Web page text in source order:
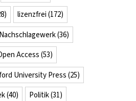
lizenzfrei (172)
Nachschlagewerk(36)
Access (53)
University Press (25)
(40) Politik(31)